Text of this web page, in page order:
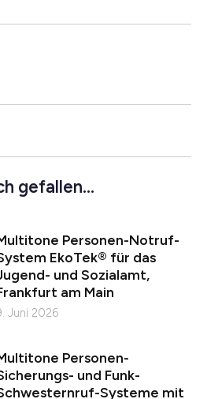
gefallen...
Personen-Notruf-
EkoTek® für das
und Sozialamt,
am Main
Juni 2026
Personen-
und Funk-
Systeme mit